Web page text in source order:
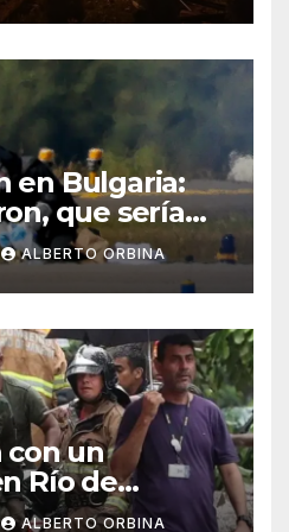
en Bulgaria:
que sería
de un
la frontera con
ALBERTO ORBINA
con un
Río de
el piloto,
ALBERTO ORBINA